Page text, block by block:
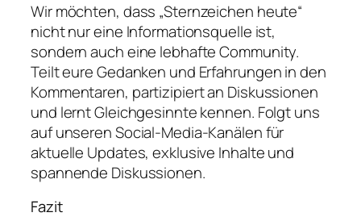
Wir möchten, dass „Sternzeichen heute“
nicht nur eine Informationsquelle ist,
sondern auch eine lebhafte Community.
Teilt eure Gedanken und Erfahrungen in den
Kommentaren, partizipiert an Diskussionen
und lernt Gleichgesinnte kennen. Folgt uns
auf unseren Social-Media-Kanälen für
aktuelle Updates, exklusive Inhalte und
spannende Diskussionen.
Fazit